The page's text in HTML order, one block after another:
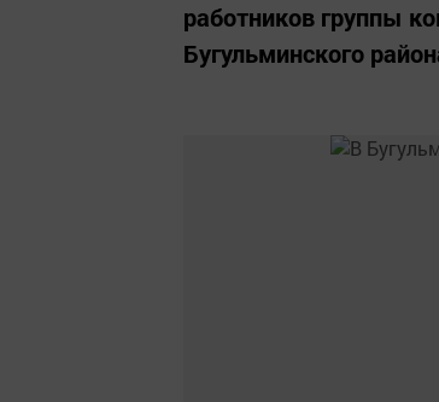
работников группы
Бугульминского